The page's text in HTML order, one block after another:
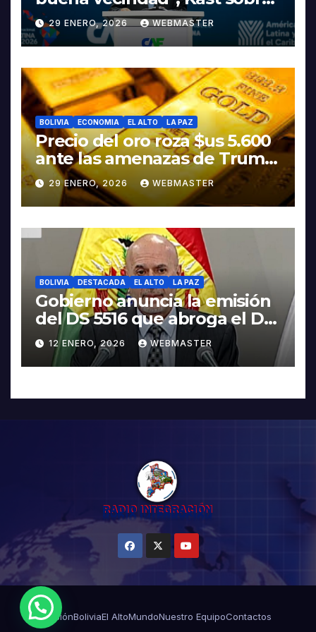
discurso del presidente
Rodrigo Paz
29 ENERO, 2026 WEBMASTER
BOLIVIA ECONOMIA EL ALTO LA PAZ
Precio del oro roza $us 5.600
ante las amenazas de Trump
contra Irán
29 ENERO, 2026 WEBMASTER
BOLIVIA DESTACADA EL ALTO LA PAZ
Gobierno anuncia la emisión
del DS 5516 que abroga el DS
5503
12 ENERO, 2026 WEBMASTER
MisiónBoliviaEl AltoMundoNuestro EquipoContactos